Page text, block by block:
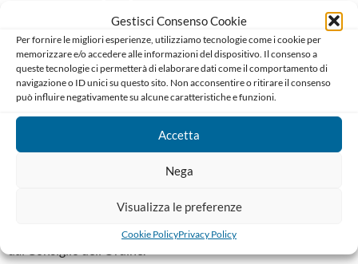
Gestisci Consenso Cookie
Per fornire le migliori esperienze, utilizziamo tecnologie come i cookie per
memorizzare e/o accedere alle informazioni del dispositivo. Il consenso a
queste tecnologie ci permetterà di elaborare dati come il comportamento di
navigazione o ID unici su questo sito. Non acconsentire o ritirare il consenso
può influire negativamente su alcune caratteristiche e funzioni.
Accetta
Nega
Visualizza le preferenze
Cookie PolicyPrivacy Policy
CNF e dei singoli ordini, nonché delle istituzioni, associazioni e
organismi dell’avvocatura;
– individuando forme di sostegno ed iniziative volte a
promuovere la crescita professionale delle donne avvocato e la
formazione di una cultura di rappresentanza femminile negli
organi istituzionali e associativi anche tramite l’attuazione di
riforme delle leggi e regolamenti che disciplinano
Il Comitato è composto da 15 membri, 14 eletti da tutti gli
iscritti all’Albo e un rappresentante dei praticanti designato